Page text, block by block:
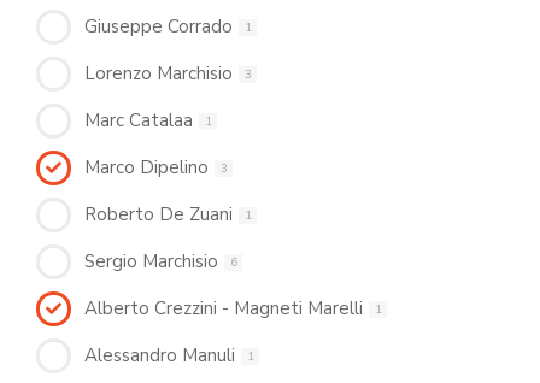
Giuseppe Corrado 1
Lorenzo Marchisio 3
Marc Catalaa 1
Marco Dipelino 3
Roberto De Zuani 1
Sergio Marchisio 6
Alberto Crezzini - Magneti Marelli 1
Alessandro Manuli 1